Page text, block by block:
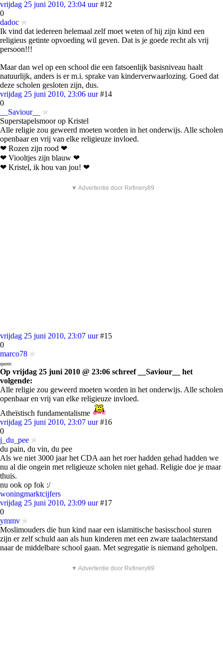
vrijdag 25 juni 2010, 23:04 uur #12
0
dadoc
Ik vind dat iedereen helemaal zelf moet weten of hij zijn kind een
religieus getinte opvoeding wil geven. Dat is je goede recht als vrij
persoon!!!
Maar dan wel op een school die een fatsoenlijk basisniveau haalt
natuurlijk, anders is er m.i. sprake van kinderverwaarlozing. Goed dat
deze scholen gesloten zijn, dus.
vrijdag 25 juni 2010, 23:06 uur #14
0
__Saviour__
Superstapelsmoor op Kristel
Alle religie zou geweerd moeten worden in het onderwijs. Alle scholen
openbaar en vrij van elke religieuze invloed.
❤ Rozen zijn rood ❤
❤ Viooltjes zijn blauw ❤
❤ Kristel, ik hou van jou! ❤
▼ Advertentie door Refinery89
vrijdag 25 juni 2010, 23:07 uur #15
0
marco78
quote:
Op vrijdag 25 juni 2010 @ 23:06 schreef __Saviour__ het
volgende:
Alle religie zou geweerd moeten worden in het onderwijs. Alle scholen
openbaar en vrij van elke religieuze invloed.
Atheïstisch fundamentalisme
vrijdag 25 juni 2010, 23:07 uur #16
0
j_du_pee
du pain, du vin, du pee
Als we niet 3000 jaar het CDA aan het roer hadden gehad hadden we
nu al die ongein met religieuze scholen niet gehad. Religie doe je maar
thuis.
nu ook op fok :/
woningmarktcijfers
vrijdag 25 juni 2010, 23:09 uur #17
0
ymmv
Moslimouders die hun kind naar een islamitische basisschool sturen
zijn er zelf schuld aan als hun kinderen met een zware taalachterstand
naar de middelbare school gaan. Met segregatie is niemand geholpen.
▼ Advertentie door Refinery89